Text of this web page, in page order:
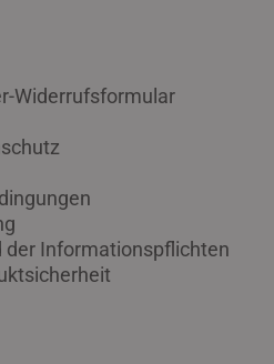
Widerrufsformular
Informationspflichten